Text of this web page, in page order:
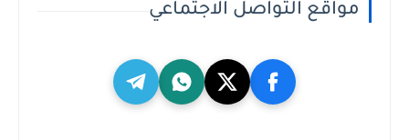
مواقع التواصل الاجتماعي